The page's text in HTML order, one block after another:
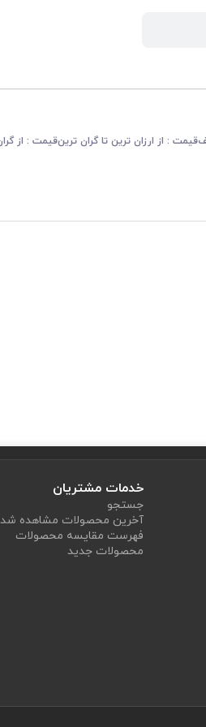
قیمت : از ارزان ترین تا گران ترینقیمت : از
خدمات مشتریان
جستجو
آخرین محصولات مشاهده
فهرست مقایسه محصولات
محصولات جدید